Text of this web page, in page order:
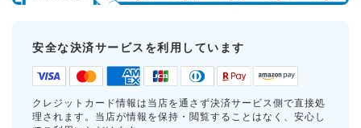
安全な決済サービスを利用しています
クレジットカード情報は当店を通さず決済サービス側で直接処
理されます。当店が情報を保持・閲覧することはなく、安心し